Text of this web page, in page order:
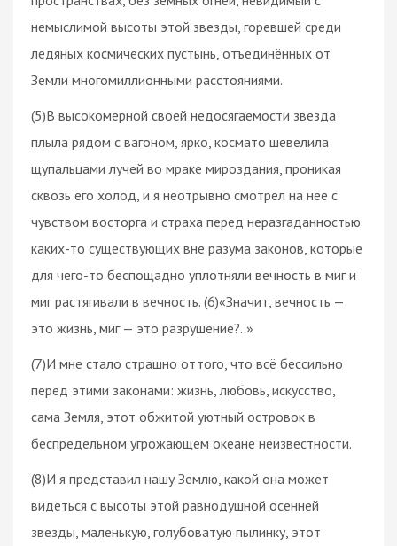
немыслимой высоты этой звезды, горевшей среди
ледяных космических пустынь, отъединённых от
Земли многомиллионными расстояниями.
(5)В высокомерной своей недосягаемости звезда
плыла рядом с вагоном, ярко, космато шевелила
щупальцами лучей во мраке мироздания, проникая
сквозь его холод, и я неотрывно смотрел на неё с
чувством восторга и страха перед неразгаданностью
каких-то существующих вне разума законов, которые
для чего-то беспощадно уплотняли вечность в миг и
миг растягивали в вечность. (6)«Значит, вечность —
это жизнь, миг — это разрушение?..»
(7)И мне стало страшно оттого, что всё бессильно
перед этими законами: жизнь, любовь, искусство,
сама Земля, этот обжитой уютный островок в
беспредельном угрожающем океане неизвестности.
(8)И я представил нашу Землю, какой она может
видеться с высоты этой равнодушной осенней
звезды, маленькую, голубоватую пылинку, этот